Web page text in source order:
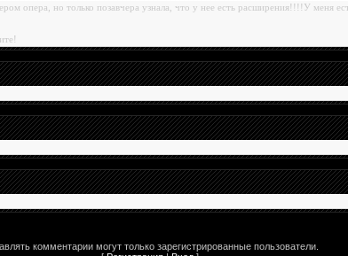
опера, но только позавчера узнала, что у нее есть расширения!!!!У меня
комментарии могут только зарегистрированные пользователи.